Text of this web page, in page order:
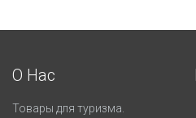
О Нас
Товары для туризма.